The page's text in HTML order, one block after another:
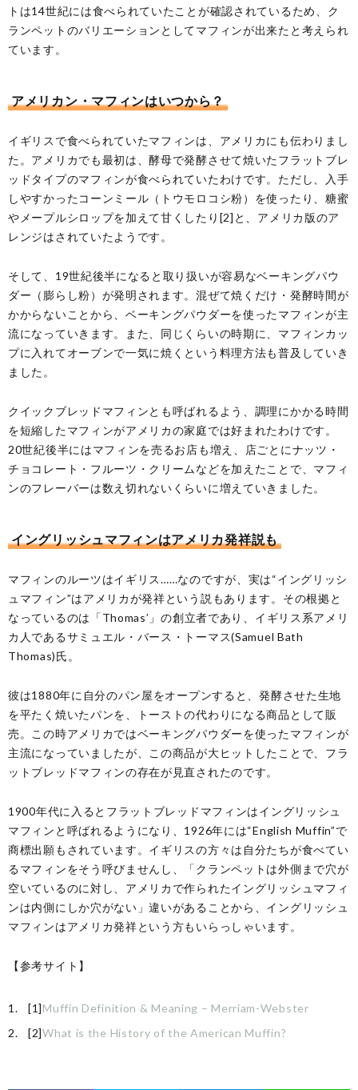
トは14世紀には食べられていたことが確認されているため、ク
ランペットのバリエーションとしてマフィンが出来たと考えられ
ています。
アメリカン・マフィンはいつから？
イギリスで食べられていたマフィンは、アメリカにも伝わりまし
た。アメリカでも最初は、酵母で発酵させて焼いたフラットブレ
ッドタイプのマフィンが食べられていたわけです。ただし、入手
しやすかったコーンミール（トウモロコシ粉）を使ったり、糖蜜
やメープルシロップを加えて甘くしたり[2]と、アメリカ版のア
レンジはされていたようです。
そして、19世紀後半になると取り扱いが容易なベーキングパウ
ダー（膨らし粉）が発明されます。混ぜて焼くだけ・発酵時間が
かからないことから、ベーキングパウダーを使ったマフィンが主
流になっていきます。また、同じくらいの時期に、マフィンカッ
プに入れてオーブンで一気に焼くという料理方法も普及していき
ました。
クイックブレッドマフィンとも呼ばれるよう、調理にかかる時間
を短縮したマフィンがアメリカの家庭では好まれたわけです。
20世紀後半にはマフィンを売るお店も増え、店ごとにナッツ・
チョコレート・フルーツ・クリームなどを加えたことで、マフィ
ンのフレーバーは数え切れないくらいに増えていきました。
イングリッシュマフィンはアメリカ発祥説も
マフィンのルーツはイギリス……なのですが、実は“イングリッシ
ュマフィン”はアメリカが発祥という説もあります。その根拠と
なっているのは「Thomas’」の創立者であり、イギリス系アメリ
カ人であるサミュエル・バース・トーマス(Samuel Bath
Thomas)氏。
彼は1880年に自分のパン屋をオープンすると、発酵させた生地
を平たく焼いたパンを、トーストの代わりになる商品として販
売。この時アメリカではベーキングパウダーを使ったマフィンが
主流になっていましたが、この商品が大ヒットしたことで、フラ
ットブレッドマフィンの存在が見直されたのです。
1900年代に入るとフラットブレッドマフィンはイングリッシュ
マフィンと呼ばれるようになり、1926年には“English Muffin”で
商標出願もされています。イギリスの方々は自分たちが食べてい
るマフィンをそう呼びませんし、「クランペットは外側まで穴が
空いているのに対し、アメリカで作られたイングリッシュマフィ
ンは内側にしか穴がない」違いがあることから、イングリッシュ
マフィンはアメリカ発祥という方もいらっしゃいます。
【参考サイト】
[1]Muffin Definition & Meaning – Merriam-Webster
[2]What is the History of the American Muffin?